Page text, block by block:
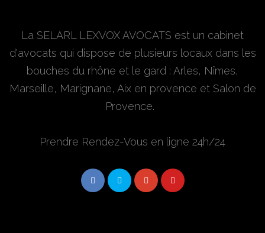
La SELARL LEXVOX AVOCATS est un cabinet
d'avocats qui dispose de plusieurs locaux dans les
bouches du rhône et le gard : Arles, Nîmes,
Marseille, Marignane, Aix en provence et Salon de
Provence.
Prendre Rendez-Vous en ligne 24h/24